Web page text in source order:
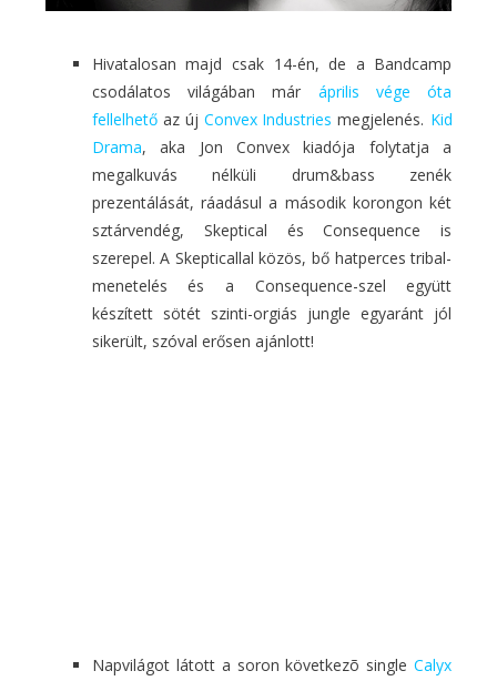
Hivatalosan majd csak 14-én, de a Bandcamp
csodálatos világában már április vége óta
fellelhetőaz új Convex Industries megjelenés. Kid
Drama, aka Jon Convex kiadója folytatja a
megalkuvás nélküli drum&bass zenék
prezentálását, ráadásul a második korongon két
sztárvendég, Skeptical és Consequence is
szerepel. A Skepticallal közös, bő hatperces tribal-
menetelés és a Consequence-szel együtt
készített sötét szinti-orgiás jungle egyaránt jól
sikerült, szóval erősen ajánlott!
Napvilágot látott a soron következõ singleCalyx